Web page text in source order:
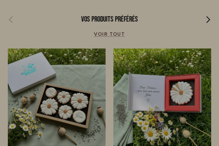
Précédent Vos produits préférés Suivant
VOIR TOUT